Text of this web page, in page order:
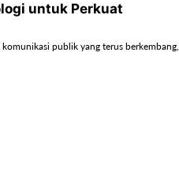
untuk Perkuat
publik yang terus berkembang,